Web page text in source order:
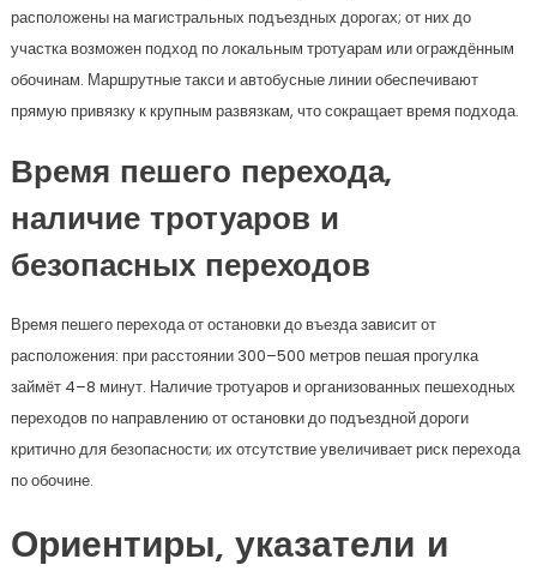
расположены на магистральных подъездных дорогах; от них до
участка возможен подход по локальным тротуарам или ограждённым
обочинам. Маршрутные такси и автобусные линии обеспечивают
прямую привязку к крупным развязкам, что сокращает время подхода.
Время пешего перехода,
наличие тротуаров и
безопасных переходов
Время пешего перехода от остановки до въезда зависит от
расположения: при расстоянии 300–500 метров пешая прогулка
займёт 4–8 минут. Наличие тротуаров и организованных пешеходных
переходов по направлению от остановки до подъездной дороги
критично для безопасности; их отсутствие увеличивает риск перехода
по обочине.
Ориентиры, указатели и